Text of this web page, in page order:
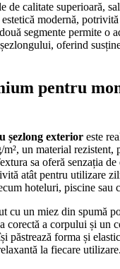
de calitate superioară,
modernă,
segmente permite o
oferind
pentru
șezlong exterior este
un material rezistent,
sa oferă senzația
atât pentru utilizare
hoteluri, piscine sau
cu un miez din spumă
corectă a corpului și un
păstrează forma și
la fiecare utilizare.